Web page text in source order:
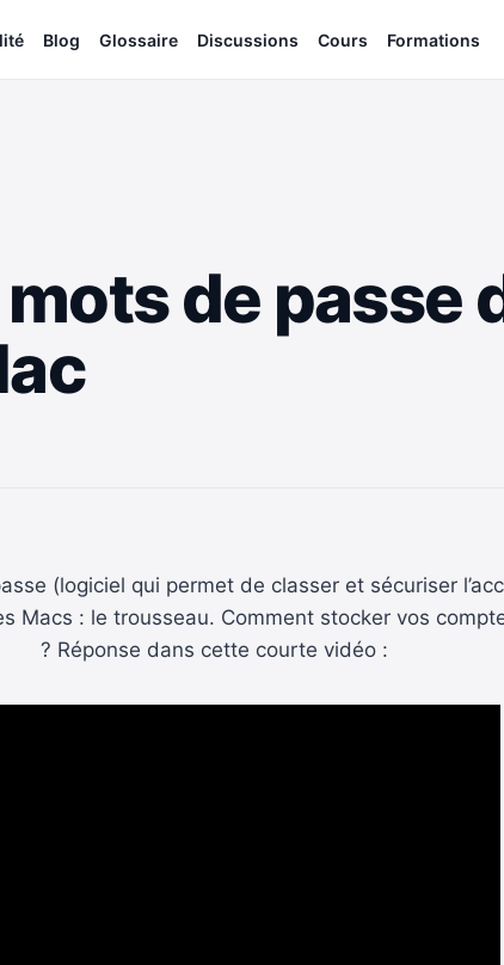
Blog Glossaire Discussions Cours Formations
de passe
(logiciel qui permet de classer et sécuriser
Macs : le trousseau. Comment stocker vos
? Réponse dans cette courte vidéo :